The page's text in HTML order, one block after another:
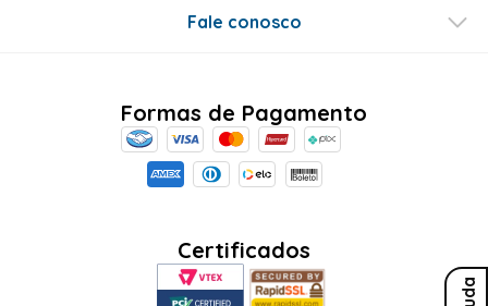
Fale conosco
Formas de Pagamento
Certificados